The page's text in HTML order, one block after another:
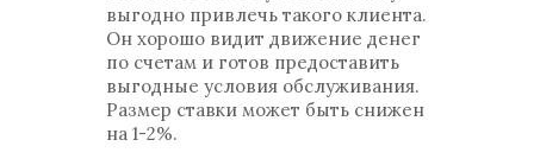
выгодно привлечь такого клиента.
Он хорошо видит движение денег
по счетам и готов предоставить
выгодные условия обслуживания.
Размер ставки может быть снижен
на 1-2%.